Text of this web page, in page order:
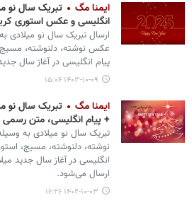
ایمنا مگ
انگلیسی و عکس استوری
ارسال تبریک سال نو میلادی
عکس نوشته، دلنوشته،
پیام انگلیسی در آغاز سال جدید میلادی
۱۴۰۳-۱۰-۰۹ ۱۵:۰۶
ایمنا مگ
+ پیام انگلیسی، متن
تبریک سال نو میلادی به
نوشته، دلنوشته، مسیج،
ارسال می‌شود.
۱۴۰۲-۱۰-۰۳ ۱۶:۲۶